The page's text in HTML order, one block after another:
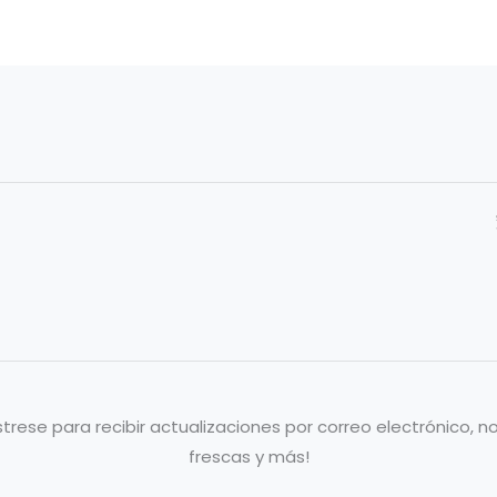
para recibir actualizaciones por correo electrónico,
frescas y más!